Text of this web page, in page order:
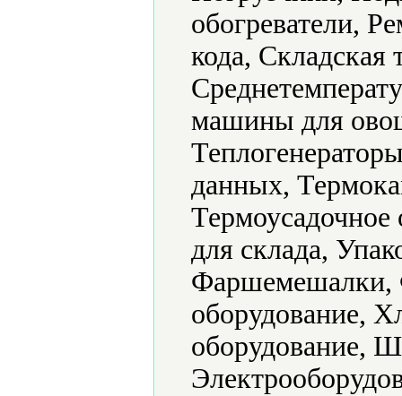
обогреватели,
кода, Складская
машины для
данных,
Термоусадочное
для склада,
Фаршемешалки,
оборудование,
оборудование,